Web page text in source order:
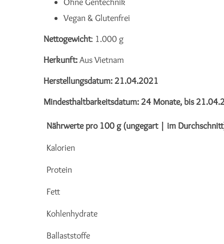
Vegan & Glutenfrei
Nettogewicht: 1.000 g
Herkunft:Aus Vietnam
Herstellungsdatum: 21.04.2021
Mindesthaltbarkeitsdatum: 24 Monate, bis
Nährwerte pro 100 g (ungegart | im
Kalorien
Protein
Fett
Kohlenhydrate
Ballaststoffe